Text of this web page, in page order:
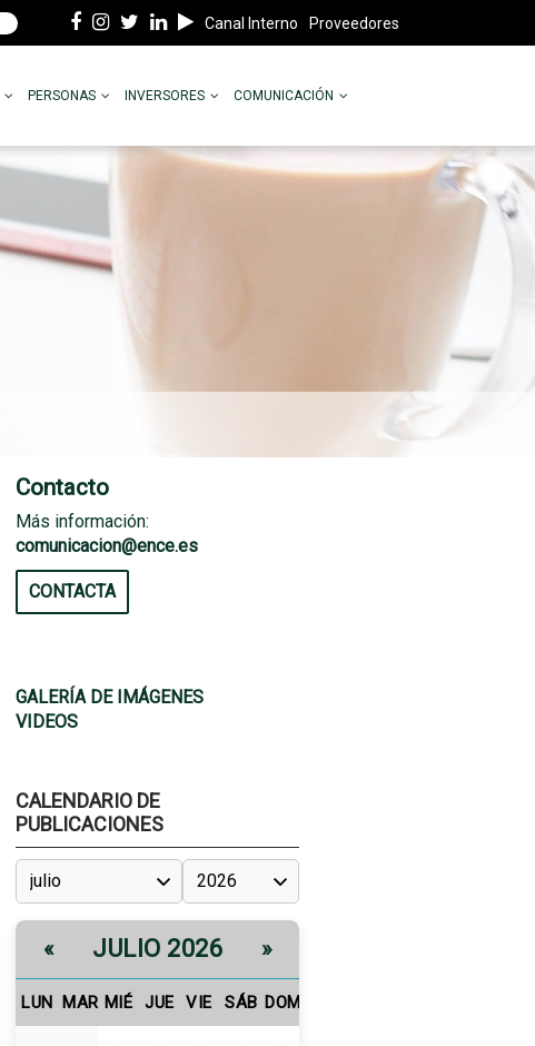
Canal Interno Proveedores
PERSONAS INVERSORES COMUNICACIÓN
Contacto
Más información:
comunicacion@ence.es
CONTACTA
GALERÍA DE IMÁGENES
VIDEOS
CALENDARIO DE
PUBLICACIONES
« JULIO 2026 »
LUN MAR MIÉ JUE VIE SÁB DOM